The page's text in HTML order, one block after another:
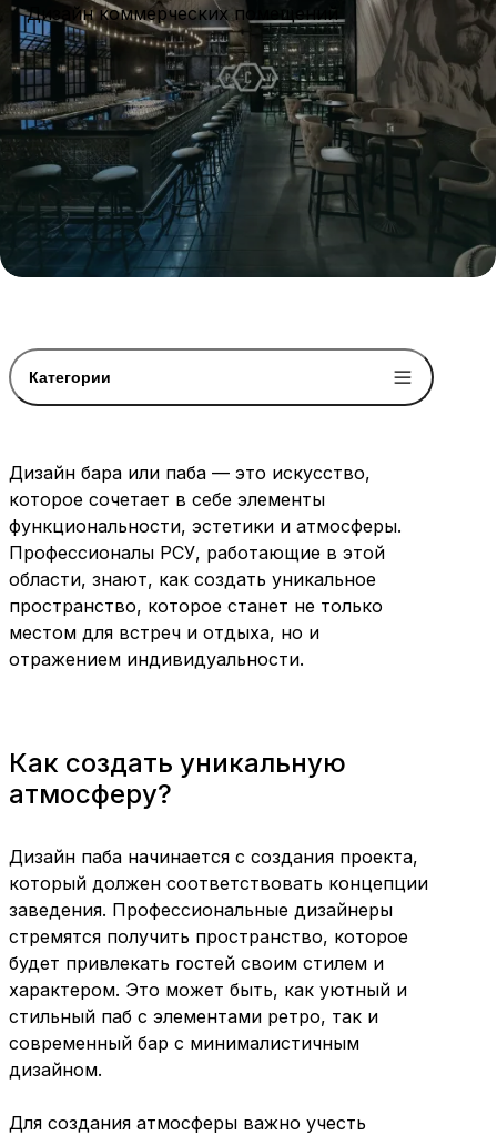
Дизайн коммерческих помещений
Категории
Дизайн бара или паба — это искусство,
которое сочетает в себе элементы
функциональности, эстетики и атмосферы.
Профессионалы РСУ, работающие в этой
области, знают, как создать уникальное
пространство, которое станет не только
местом для встреч и отдыха, но и
отражением индивидуальности.
Как создать уникальную
атмосферу?
Дизайн паба начинается с создания проекта,
который должен соответствовать концепции
заведения. Профессиональные дизайнеры
стремятся получить пространство, которое
будет привлекать гостей своим стилем и
характером. Это может быть, как уютный и
стильный паб с элементами ретро, так и
современный бар с минималистичным
дизайном.
Для создания атмосферы важно учесть